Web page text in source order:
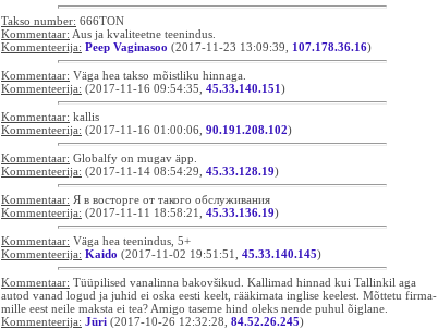
Takso number: 666TON
Kommentaar: Aus ja kvaliteetne teenindus.
Kommenteerija: Peep Vaginasoo (2017-11-23 13:09:39, 107.178.36.16)
Kommentaar: Väga hea takso mõistliku hinnaga.
Kommenteerija: (2017-11-16 09:54:35, 45.33.140.151)
Kommentaar: kallis
Kommenteerija: (2017-11-16 01:00:06, 90.191.208.102)
Kommentaar: Globalfy on mugav äpp.
Kommenteerija: (2017-11-14 08:54:29, 45.33.128.19)
Kommentaar: Я в восторге от такого обслуживания
Kommenteerija: (2017-11-11 18:58:21, 45.33.136.19)
Kommentaar: Väga hea teenindus, 5+
Kommenteerija: Kaido (2017-11-02 19:51:51, 45.33.140.145)
Kommentaar: Tüüpilised vanalinna bakovšikud. Kallimad hinnad kui Tallinkil aga
autod vanad logud ja juhid ei oska eesti keelt, rääkimata inglise keelest. Mõttetu firma-
mille eest neile maksta ei tea? Amigo taseme hind oleks nende puhul õiglane.
Kommenteerija: Jüri (2017-10-26 12:32:28, 84.52.26.245)